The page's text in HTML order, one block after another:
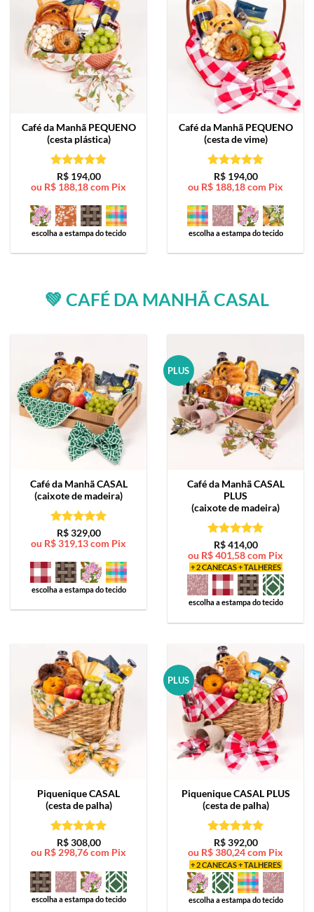
Café da Manhã PEQUENO
(cesta plástica)
Avaliação5
de 5
R$194,00
ou R$ 188,18com Pix
escolha a estampa do tecido
Café da Manhã PEQUENO
(cesta de vime)
Avaliação5
de 5
R$194,00
ou R$ 188,18com Pix
escolha a estampa do tecido
💚 CAFÉ DA MANHÃ CASAL
Café da ManhãCASAL
(caixote de madeira)
Avaliação5
de 5
R$329,00
ou R$319,13com Pix
escolha a estampa do tecido
PLUS
Café da ManhãCASAL
PLUS
(caixote de madeira)
Avaliação5
de 5
R$414,00
ou R$401,58com Pix
+ 2 CANECAS + TALHERES
escolha a estampa do tecido
PiqueniqueCASAL
(cesta de palha)
Avaliação5
de 5
R$308,00
ou R$298,76com Pix
escolha a estampa do tecido
PLUS
PiqueniqueCASAL PLUS
(cesta de palha)
Avaliação5
de 5
R$392,00
ou R$380,24com Pix
+ 2 CANECAS + TALHERES
escolha a estampa do tecido